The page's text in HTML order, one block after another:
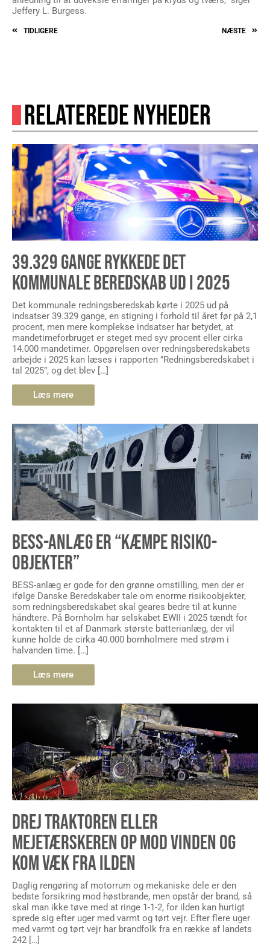
Jeffery L. Burgess.
TIDLIGERE NÆSTE
RELATEREDE NYHEDER
39.329 GANGE RYKKEDE DET
KOMMUNALE BEREDSKAB UD I 2025
Det kommunale redningsberedskab kørte i 2025 ud på
indsatser 39.329 gange, en stigning i forhold til året før på 2,1
procent, men mere komplekse indsatser har betydet, at
mandetimeforbruget er steget med syv procent eller cirka
14.000 mandetimer. Opgørelsen over redningsberedskabets
arbejde i 2025 kan læses i rapporten ”Redningsberedskabet i
tal 2025”, og det blev […]
Læs mere
BESS-ANLÆG ER “KÆMPE RISIKO-
OBJEKTER”
BESS-anlæg er gode for den grønne omstilling, men der er
ifølge Danske Beredskaber tale om enorme risikoobjekter,
som redningsberedskabet skal geares bedre til at kunne
håndtere. På Bornholm har selskabet EWII i 2025 tændt for
kontakten til et af Danmark største batterianlæg, der vil
kunne holde de cirka 40.000 bornholmere med strøm i
halvanden time. […]
Læs mere
DREJ TRAKTOREN ELLER
MEJETÆRSKEREN OP MOD VINDEN OG
KOM VÆK FRA ILDEN
Daglig rengøring af motorrum og mekaniske dele er den
bedste forsikring mod høstbrande, men opstår der brand, så
skal man ikke tøve med at ringe 1-1-2, for ilden kan hurtigt
sprede sig efter uger med varmt og tørt vejr. Efter flere uger
med varmt og tørt vejr har brandfolk fra en række af landets
242 […]